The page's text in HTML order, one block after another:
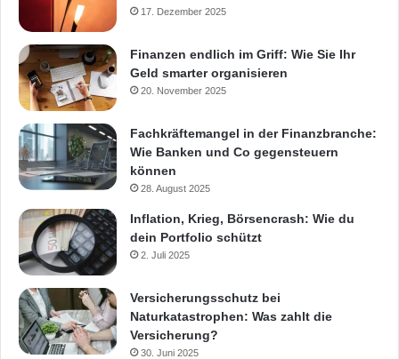
17. Dezember 2025
Finanzen endlich im Griff: Wie Sie Ihr
Geld smarter organisieren
20. November 2025
Fachkräftemangel in der Finanzbranche:
Wie Banken und Co gegensteuern
können
28. August 2025
Inflation, Krieg, Börsencrash: Wie du
dein Portfolio schützt
2. Juli 2025
Versicherungsschutz bei
Naturkatastrophen: Was zahlt die
Versicherung?
30. Juni 2025